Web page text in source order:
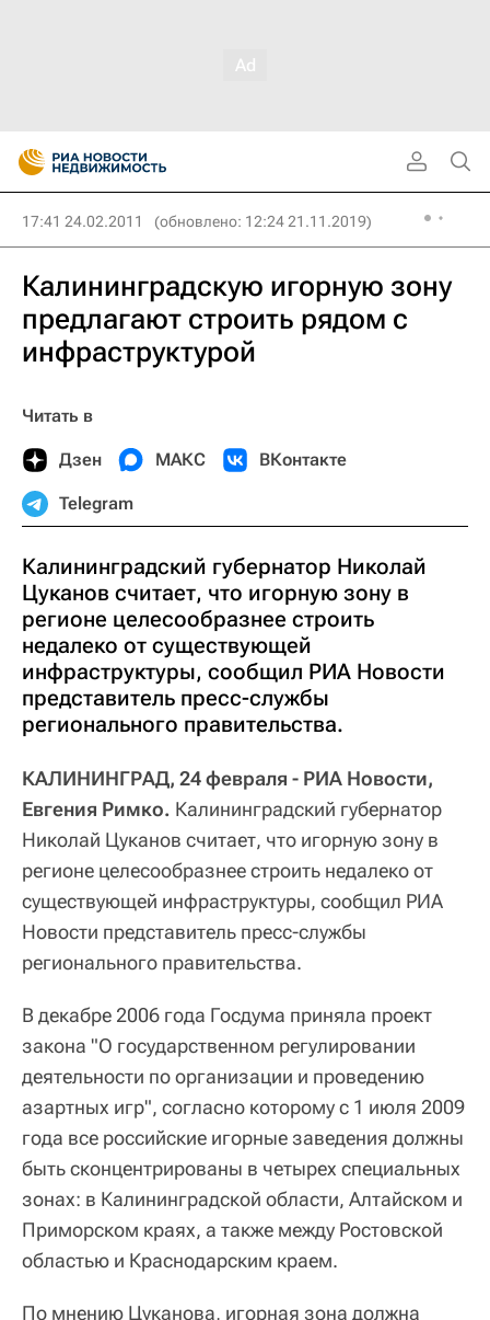
17:41 24.02.2011 (обновлено: 12:24 21.11.2019)
Калининградскую игорную зону
предлагают строить рядом с
инфраструктурой
Читать в
Дзен МАКС ВКонтакте
Telegram
Калининградский губернатор Николай
Цуканов считает, что игорную зону в
регионе целесообразнее строить
недалеко от существующей
инфраструктуры, сообщил РИА Новости
представитель пресс-службы
регионального правительства.
КАЛИНИНГРАД, 24 февраля - РИА Новости,
Евгения Римко. Калининградский губернатор
Николай Цуканов считает, что игорную зону в
регионе целесообразнее строить недалеко от
существующей инфраструктуры, сообщил РИА
Новости представитель пресс-службы
регионального правительства.
В декабре 2006 года Госдума приняла проект
закона "О государственном регулировании
деятельности по организации и проведению
азартных игр", согласно которому с 1 июля 2009
года все российские игорные заведения должны
быть сконцентрированы в четырех специальных
зонах: в Калининградской области, Алтайском и
Приморском краях, а также между Ростовской
областью и Краснодарским краем.
По мнению Цуканова, игорная зона должна